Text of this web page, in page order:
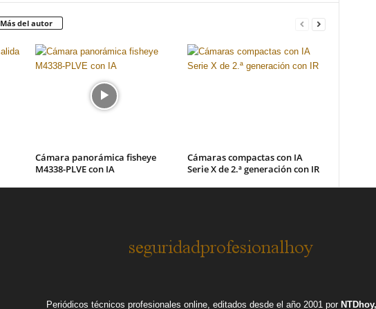
Más del autor
Cámara panorámica fisheye
M4338-PLVE con IA
Cámaras compactas con IA
Serie X de 2.ª generación con IR
Periódicos técnicos profesionales online, editados desde el año 2001 por